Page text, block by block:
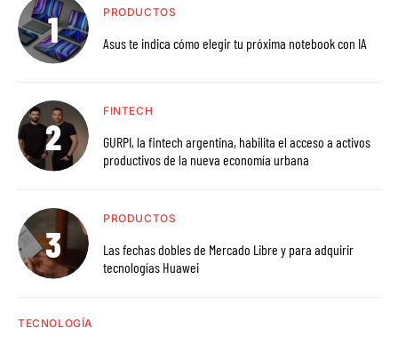
PRODUCTOS
Asus te indica cómo elegir tu próxima notebook con IA
FINTECH
GURPI, la fintech argentina, habilita el acceso a activos
productivos de la nueva economía urbana
PRODUCTOS
Las fechas dobles de Mercado Libre y para adquirir
tecnologías Huawei
TECNOLOGÍA